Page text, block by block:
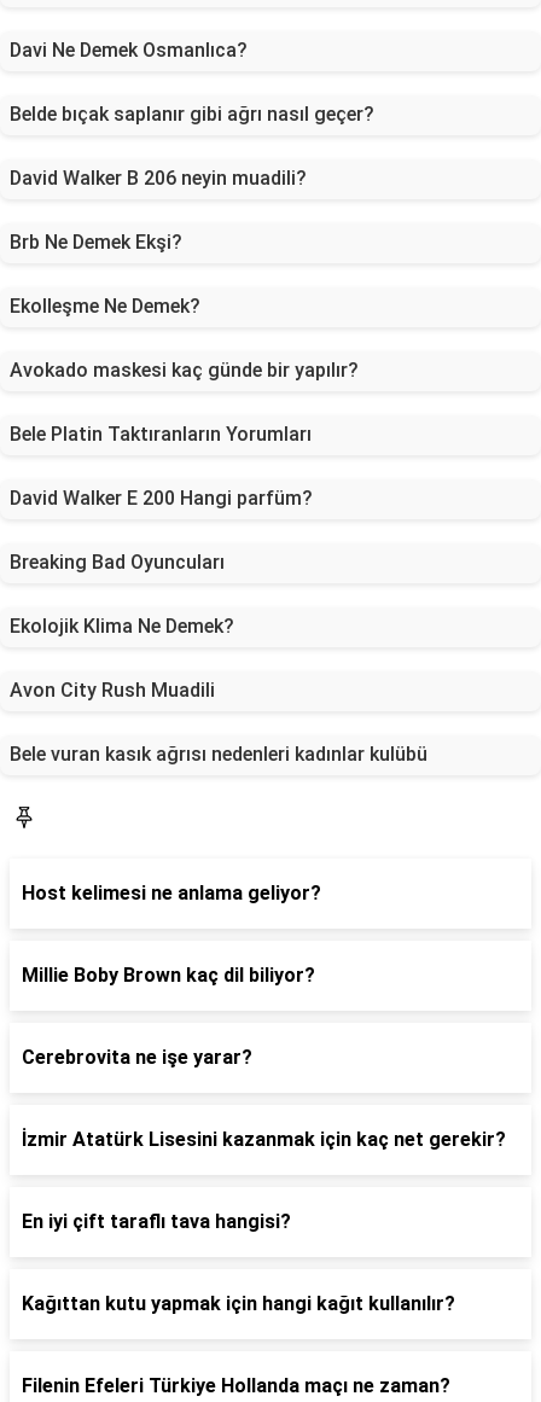
Davi Ne Demek Osmanlıca?
Belde bıçak saplanır gibi ağrı nasıl geçer?
David Walker B 206 neyin muadili?
Brb Ne Demek Ekşi?
Ekolleşme Ne Demek?
Avokado maskesi kaç günde bir yapılır?
Bele Platin Taktıranların Yorumları
David Walker E 200 Hangi parfüm?
Breaking Bad Oyuncuları
Ekolojik Klima Ne Demek?
Avon City Rush Muadili
Bele vuran kasık ağrısı nedenleri kadınlar kulübü
Host kelimesi ne anlama geliyor?
Millie Boby Brown kaç dil biliyor?
Cerebrovita ne işe yarar?
İzmir Atatürk Lisesini kazanmak için kaç net gerekir?
En iyi çift taraflı tava hangisi?
Kağıttan kutu yapmak için hangi kağıt kullanılır?
Filenin Efeleri Türkiye Hollanda maçı ne zaman?